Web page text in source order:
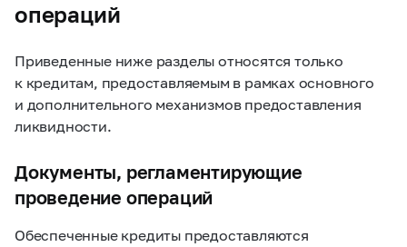
операций
Приведенные ниже разделы относятся только
к кредитам, предоставляемым в рамках основного
и дополнительного механизмов предоставления
ликвидности.
Документы, регламентирующие
проведение операций
Обеспеченные кредиты предоставляются